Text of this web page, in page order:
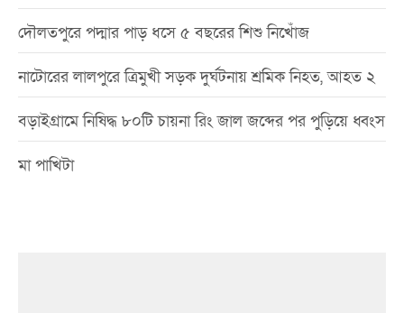
দৌলতপুরে পদ্মার পাড় ধসে ৫ বছরের শিশু নিখোঁজ
নাটোরের লালপুরে ত্রিমুখী সড়ক দুর্ঘটনায় শ্রমিক নিহত, আহত ২
বড়াইগ্রামে নিষিদ্ধ ৮০টি চায়না রিং জাল জব্দের পর পুড়িয়ে ধ্বংস
মা পাখিটা